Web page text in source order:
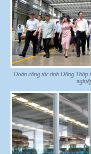
Đoàn công tác tỉnh Đồng Tháp